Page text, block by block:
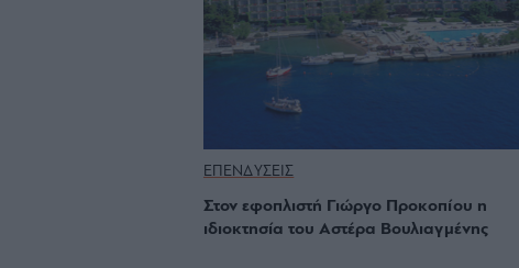
ΕΠΕΝΔΥΣΕΙΣ
Στον εφοπλιστή Γιώργο Προκοπίου η
ιδιοκτησία του Αστέρα Βουλιαγμένης